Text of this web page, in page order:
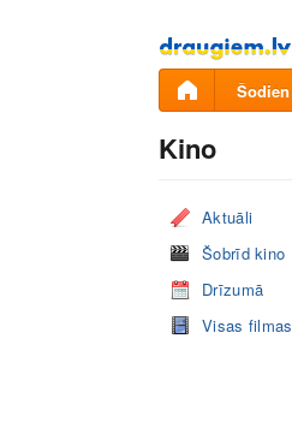
Pāriet
uz
saturu
Šodien
Kino
Aktuāli
Šobrīd kino
Drīzumā
Visas filmas